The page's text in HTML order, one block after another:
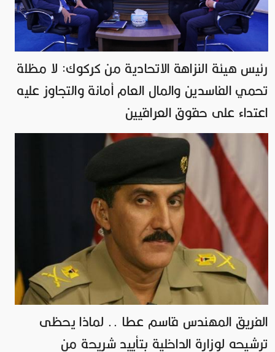
رئيس هيئة النزاهة الاتحادية من كركوك: لا مظلة
تحمي الفاسدين والمال العام أمانة والتجاوز عليه
اعتداء على حقوق العراقيين
الفريق المهندس قاسم عطا .. لماذا يحظى
ترشيحه لوزارة الداخلية بتأييد شريحة من